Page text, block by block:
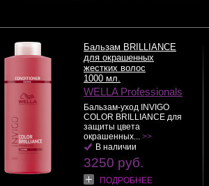
Бальзам BRILLIANCE
для окрашенных
жестких волос
1000 мл.
WELLA Professionals
Бальзам-уход INVIGO
COLOR BRILLIANCE для
защиты цвета
окрашенных... >>
В наличии
3250 руб.
ПОДРОБНЕЕ